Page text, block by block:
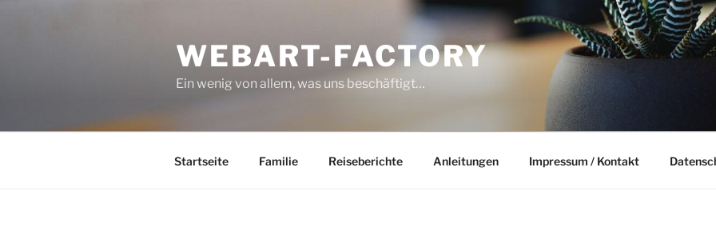
WEBART-FACTORY
Ein wenig von allem, was uns beschäftigt…
Startseite Familie Reiseberichte Anleitungen Impressum / Kontakt